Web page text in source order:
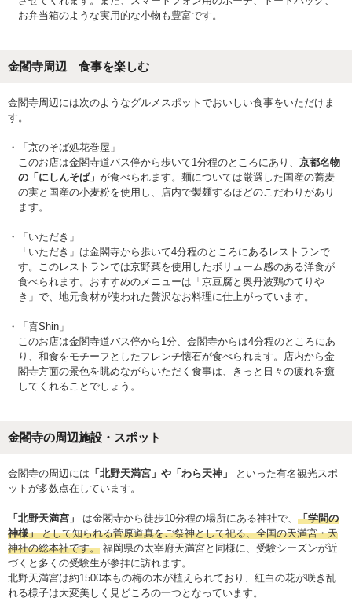
お弁当箱のような実用的な小物も豊富です。
金閣寺周辺 食事を楽しむ
金閣寺周辺には次のようなグルメスポットでおいしい食事をいただけま
す。
「京のそば処花巻屋」
このお店は金閣寺道バス停から歩いて1分程のところにあり、 京都名物
の「にしんそば」 が食べられます。麺については厳選した国産の蕎麦
の実と国産の小麦粉を使用し、店内で製麺するほどのこだわりがあり
ます。
「いただき」
「いただき」は金閣寺から歩いて4分程のところにあるレストランで
す。このレストランでは京野菜を使用したボリューム感のある洋食が
食べられます。おすすめのメニューは「京豆腐と奥丹波鶏のてりや
き」で、地元食材が使われた贅沢なお料理に仕上がっています。
「喜Shin」
このお店は金閣寺道バス停から1分、金閣寺からは4分程のところにあ
り、和食をモチーフとしたフレンチ懐石が食べられます。店内から金
閣寺方面の景色を眺めながらいただく食事は、きっと日々の疲れを癒
してくれることでしょう。
金閣寺の周辺施設・スポット
金閣寺の周辺には 「北野天満宮」や「わら天神」
といった有名観光スポ
ットが多数点在しています。
「北野天満宮」 は金閣寺から徒歩10分程の場所にある神社で、 「学問の
神様」として知られる菅原道真をご祭神として祀る、全国の天満宮・天
神社の総本社です。 福岡県の太宰府天満宮と同様に、受験シーズンが近
づくと多くの受験生が参拝に訪れます。
北野天満宮は約1500本もの梅の木が植えられており、紅白の花が咲き乱
れる様子は大変美しく見どころの一つとなっています。